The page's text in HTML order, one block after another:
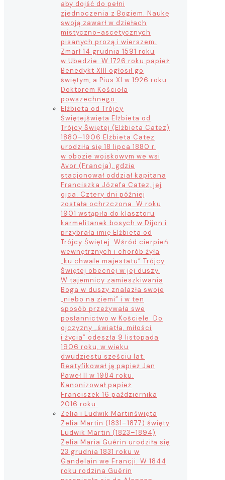
aby dojść do pełni
zjednoczenia z Bogiem. Naukę
swoją zawarł w dziełach
mistyczno-ascetycznych
pisanych prozą i wierszem.
Zmarł 14 grudnia 1591 roku
w Ubedzie. W 1726 roku papież
Benedykt XIII ogłosił go
świętym, a Pius XI w 1926 roku
Doktorem Kościoła
powszechnego.
Elżbieta od Trójcy
Świętejświęta Elżbieta od
Trójcy Świętej (Elżbieta Catez)
1880–1906 Elżbieta Catez
urodziła się 18 lipca 1880 r.
w obozie wojskowym we wsi
Avor (Francja), gdzie
stacjonował oddział kapitana
Franciszka Józefa Catez, jej
ojca. Cztery dni później
została ochrzczona. W roku
1901 wstąpiła do klasztoru
karmelitanek bosych w Dijon i
przybrała imię Elżbieta od
Trójcy Świętej. Wśród cierpień
wewnętrznych i chorób żyła
„ku chwale majestatu” Trójcy
Świętej obecnej w jej duszy.
W tajemnicy zamieszkiwania
Boga w duszy znalazła swoje
„niebo na ziemi” i w ten
sposób przeżywała swe
posłannictwo w Kościele. Do
ojczyzny „światła, miłości
i życia” odeszła 9 listopada
1906 roku, w wieku
dwudziestu sześciu lat.
Beatyfikował ją papież Jan
Paweł II w 1984 roku.
Kanonizował papież
Franciszek 16 października
2016 roku.
Zelia i Ludwik Martinświęta
Zelia Martin (1831–1877) święty
Ludwik Martin (1823–1894)
Zelia Maria Guérin urodziła się
23 grudnia 1831 roku w
Gandelain we Francji. W 1844
roku rodzina Guérin